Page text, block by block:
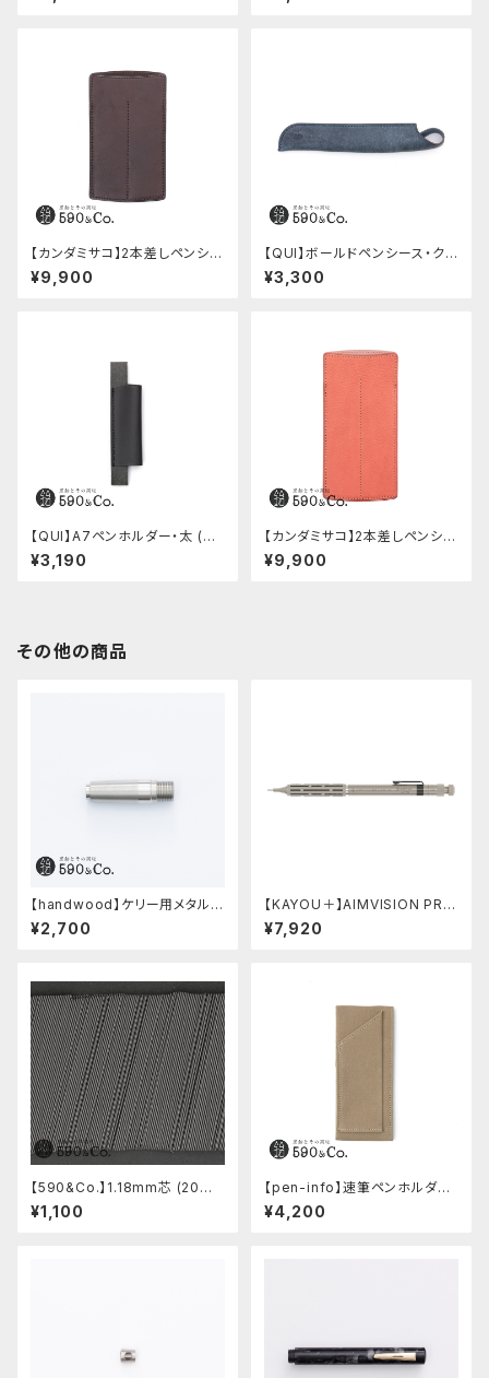
【カンダミサコ】2本差しペンシー
ス・ショート用 ミネルバボックス
(カスターニョ)
¥9,900
【QUI】ボールドペンシース・ク
ードゥー (ブルー)
¥3,300
【QUI】A7ペンホルダー・太 (ブ
ラック)
¥3,190
【カンダミサコ】2本差しペンシー
ス・ミネルバボックス (ローズア
ンティコ)
¥9,900
その他の商品
【handwood】ケリー用メタルグ
リップ/前軸・滑り止め (ステンレ
ス)
¥2,700
【KAYOU＋】AIMVISION PR
O/エイムビジョンプロ (チタニウ
ムゴールド)
¥7,920
【590&Co.】1.18mm芯 (20本
入り)
¥1,100
【pen-info】速筆ペンホルダー
A5スナップパッド590&Co.別注
色 (ベージュ)
¥4,200